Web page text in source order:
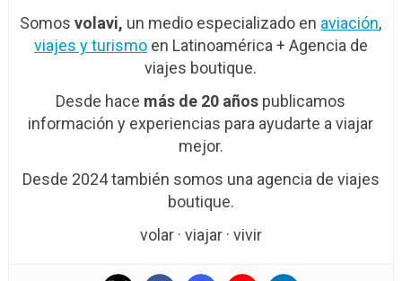
Somosvolavi, un medio especializado en aviación,
viajes y turismoen Latinoamérica + Agencia de
viajes boutique.
Desde hace más de 20 años publicamos
información y experiencias para ayudarte a viajar
mejor.
Desde 2024 también somos una agencia de viajes
boutique.
volar · viajar · vivir